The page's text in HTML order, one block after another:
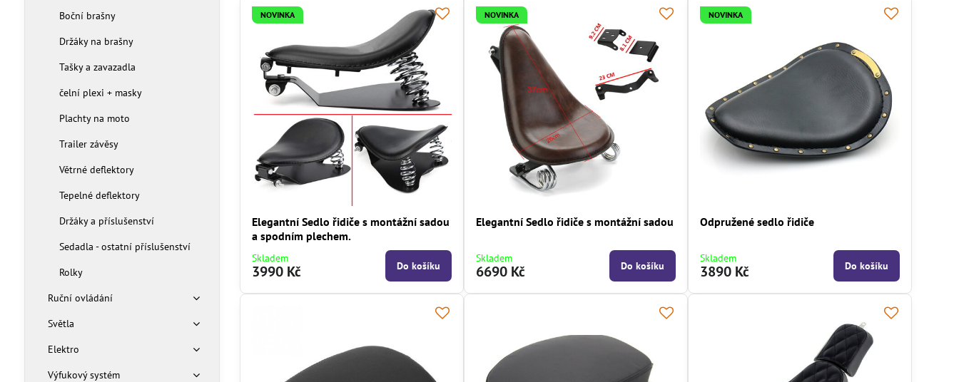
NOVINKA
Elegantní Sedlo řidiče s montážní sadou
a spodním plechem.
Skladem
3990 Kč Do košíku
NOVINKA
Elegantní Sedlo řidiče s montážní sadou
Skladem
6690 Kč Do košíku
NOVINKA
Odpružené sedlo řidiče
Skladem
3890 Kč Do košíku
Boční brašny
Držáky na brašny
Tašky a zavazadla
čelní plexi + masky
Plachty na moto
Trailer závěsy
Větrné deflektory
Tepelné deflektory
Držáky a příslušenství
Sedadla - ostatní příslušenství
Rolky
Ruční ovládání
Světla
Elektro
Výfukový systém